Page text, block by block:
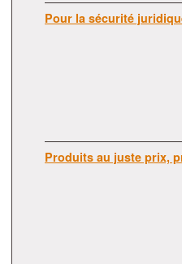
Pour la sécurité
Produits au juste prix,